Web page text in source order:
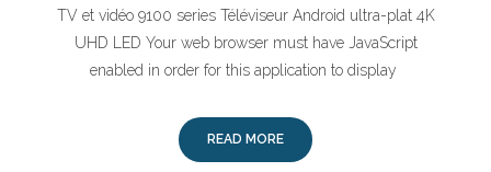
TV et vidéo 9100 series Téléviseur Android ultra-plat 4K
UHD LED Your web browser must have JavaScript
enabled in order for this application to display
READ MORE